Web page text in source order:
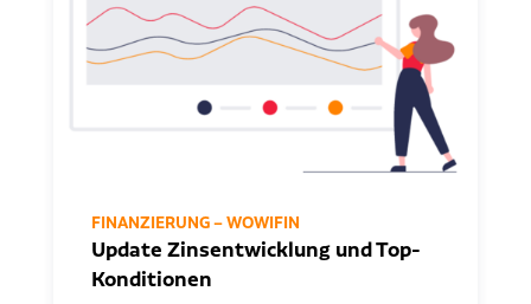
FINANZIERUNG – WOWIFIN
Update Zinsentwicklung und Top-
Konditionen